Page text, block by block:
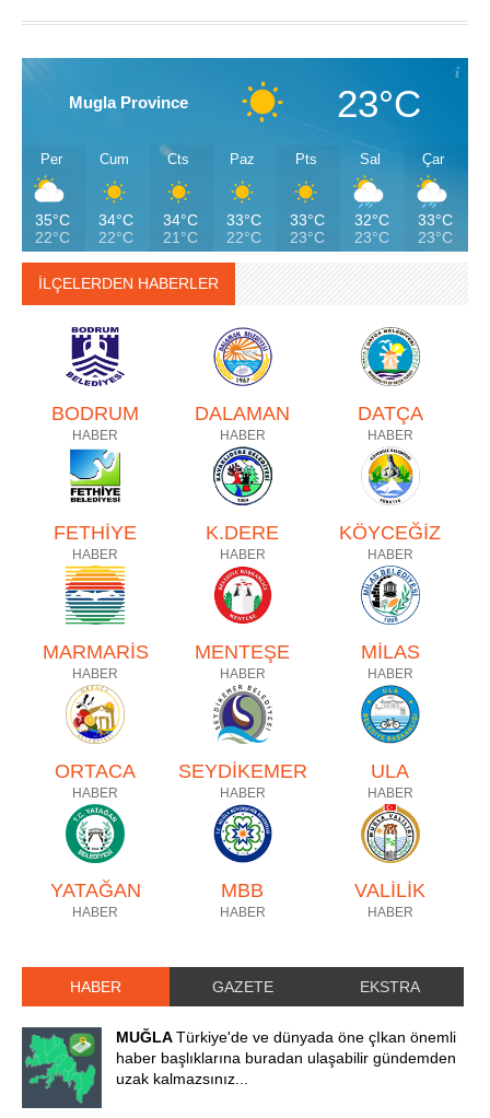
Mugla Province 23°C
Per
35°C
22°C
Cum
34°C
22°C
Cts
34°C
21°C
Paz
33°C
22°C
Pts
33°C
23°C
Sal
32°C
23°C
Çar
33°C
23°C
İLÇELERDEN HABERLER
BODRUM
HABER
DALAMAN
HABER
DATÇA
HABER
FETHİYE
HABER
K.DERE
HABER
KÖYCEĞİZ
HABER
MARMARİS
HABER
MENTEŞE
HABER
MİLAS
HABER
ORTACA
HABER
SEYDİKEMER
HABER
ULA
HABER
YATAĞAN
HABER
MBB
HABER
VALİLİK
HABER
HABER GAZETE EKSTRA
MUĞLATürkiye'de ve dünyada öne çIkan önemli
haber başlıklarına buradan ulaşabilir gündemden
uzak kalmazsınız...